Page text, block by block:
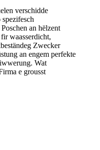
verschidde
an hëlzent
waasserdicht,
Zwecker
an engem perfekte
Wat
e grousst